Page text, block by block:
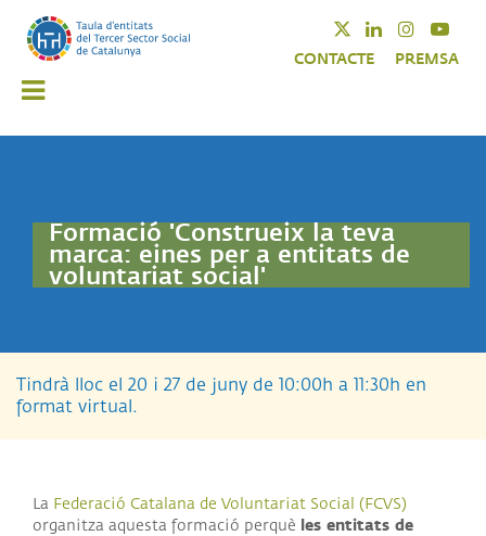
TwitterLinkedin
CONTACTE PREMSA
Tindrà lloc el 20 i 27 de juny de 10:00h a 11:30h en
format virtual.
Formació 'Construeix la teva
marca: eines per a entitats de
voluntariat social'
La Federació Catalana de Voluntariat Social (FCVS)
organitza aquesta formació perquè les entitats de